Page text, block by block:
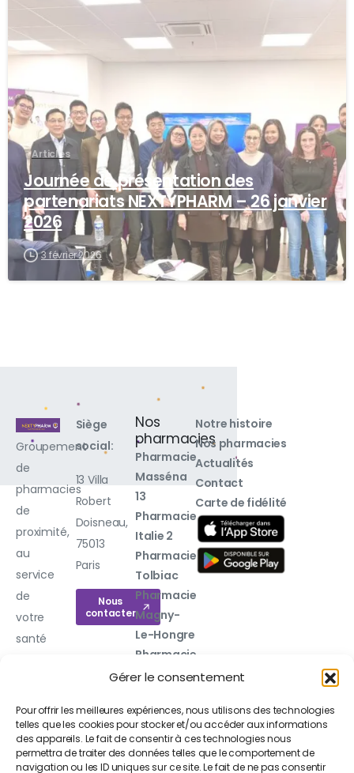
Gérer le consentement
Pour offrir les meilleures expériences, nous utilisons des technologies
telles que les cookies pour stocker et/ou accéder aux informations
des appareils. Le fait de consentir à ces technologies nous
permettra de traiter des données telles que le comportement de
navigation ou les ID uniques sur ce site. Le fait de ne pas consentir
Articles
Journée de présentation des
partenariats NEXTYPHARM – 26 janvier
2026
3 février 2026
Groupement
de
pharmacies
de
proximité,
au
service
de
votre
santé
Siège
social:
13 Villa
Robert
Doisneau,
75013
Paris
Nous
contacter
Nos
pharmacies
Pharmacie
Masséna
13
Pharmacie
Italie 2
Pharmacie
Tolbiac
Pharmacie
Magny-
Le-Hongre
Pharmacie
de
Pharmacie
de l'Église
Voir toutes
Notre histoire
Nos pharmacies
Actualités
Contact
Carte de fidélité